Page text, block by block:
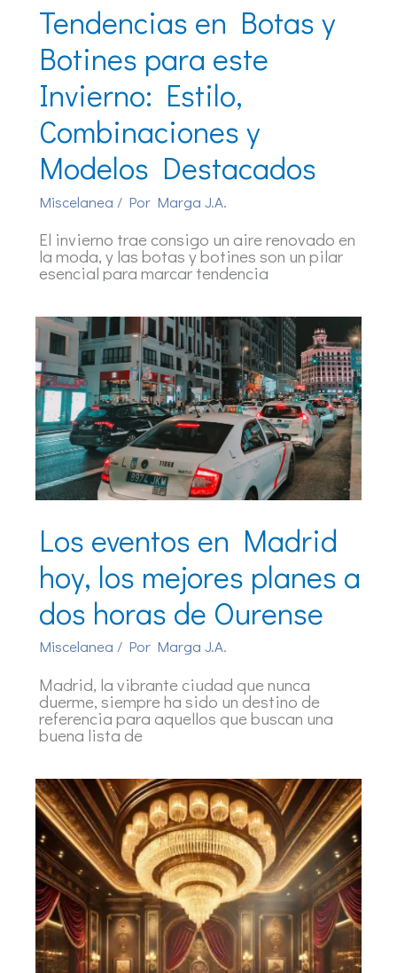
Tendencias en Botas y
Botines para este
Invierno: Estilo,
Combinaciones y
Modelos Destacados
Miscelanea / Por Marga J.A.
El invierno trae consigo un aire renovado en
la moda, y las botas y botines son un pilar
esencial para marcar tendencia
Los eventos en Madrid
hoy, los mejores planes a
dos horas de Ourense
Miscelanea / Por Marga J.A.
Madrid, la vibrante ciudad que nunca
duerme, siempre ha sido un destino de
referencia para aquellos que buscan una
buena lista de